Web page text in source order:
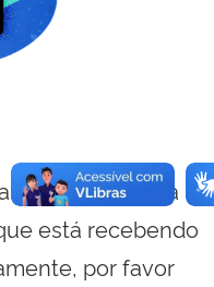
visualizar essa
está recebendo
por favor